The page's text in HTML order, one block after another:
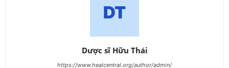
Dược sĩ Hữu Thái
https://www.healcentral.org/author/admin/